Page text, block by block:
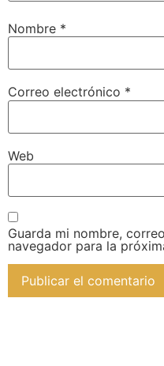
Nombre *
Correo electrónico *
Web
Guarda mi nombre,
navegador para la